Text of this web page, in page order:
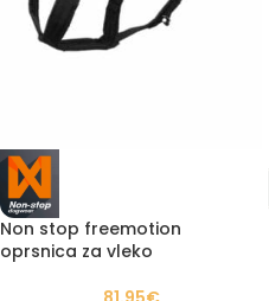
Non stop freemotion
oprsnica za vleko